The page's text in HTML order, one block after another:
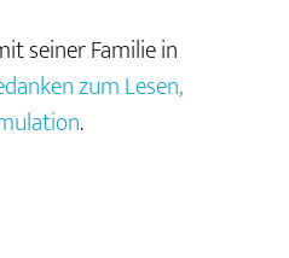
seiner Familie in
zum Lesen,
.